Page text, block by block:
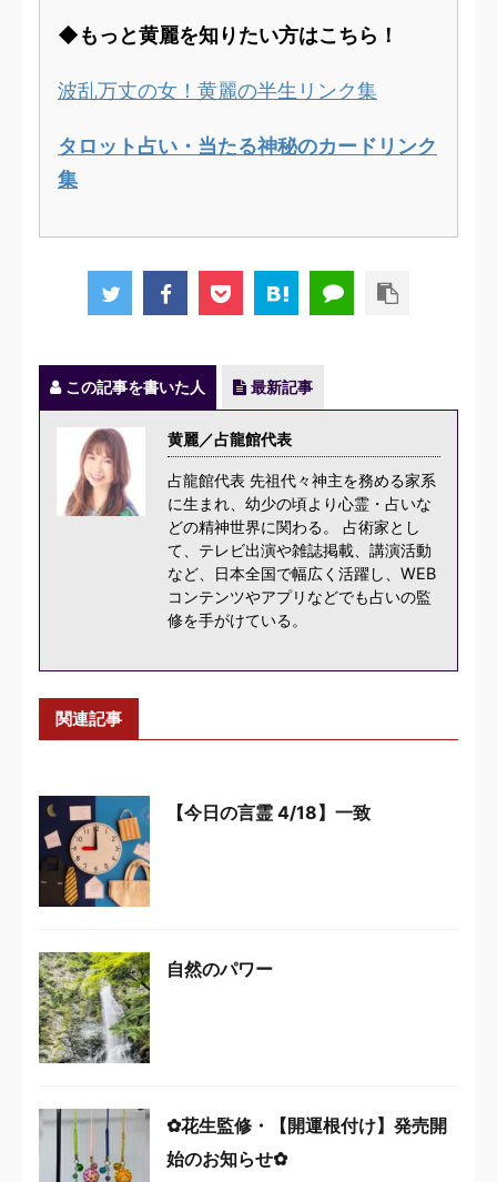
◆もっと黄麗を知りたい方はこちら！
波乱万丈の女！黄麗の半生リンク集
タロット占い・当たる神秘のカードリンク
集
この記事を書いた人 最新記事
黄麗／占龍館代表
占龍館代表 先祖代々神主を務める家系
に生まれ、幼少の頃より心霊・占いな
どの精神世界に関わる。 占術家とし
て、テレビ出演や雑誌掲載、講演活動
など、日本全国で幅広く活躍し、WEB
コンテンツやアプリなどでも占いの監
修を手がけている。
関連記事
【今日の言霊 4/18】一致
自然のパワー
✿花生監修・【開運根付け】発売開
始のお知らせ✿